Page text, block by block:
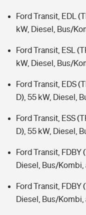
Ford Transit, EDL
kW, Diesel, Bus/
Ford Transit, ESL
kW, Diesel, Bus/
Ford Transit, EDS
D), 55 kW, Diesel,
Ford Transit, ESS
D), 55 kW, Diesel,
Ford Transit, FDBY
Diesel, Bus/
Ford Transit, FDBY
Diesel, Bus/